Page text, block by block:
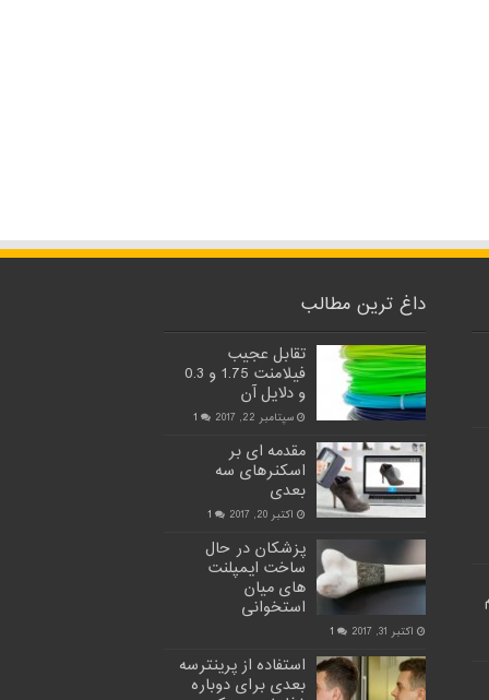
داغ ترین مطالب
تقابل عجیب
فیلامنت 1.75 و 0.3
و دلایل آن
سپتامبر 22, 2017 1
مقدمه ای بر
اسکنرهای سه
بعدی
اکتبر 20, 2017 1
پزشکان در حال
ساخت ایمپلنت
های میان
استخوانی
اکتبر 31, 2017 1
استفاده از پرینترسه
بعدی برای دوباره